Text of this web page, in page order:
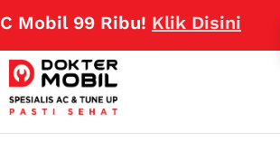
99 Ribu!Klik Disini